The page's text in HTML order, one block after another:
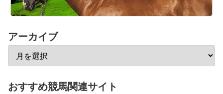
アーカイブ
おすすめ競馬関連サイト